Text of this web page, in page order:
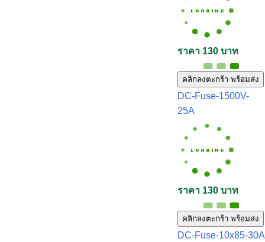
ราคา 130 บาท
คลิกลงตะกร้า พร้อมส่ง
DC-Fuse-1500V-
25A
ราคา 130 บาท
คลิกลงตะกร้า พร้อมส่ง
DC-Fuse-10x85-30A